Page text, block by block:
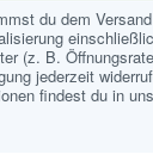
du dem
(z. B.
jederzeit
findest du in